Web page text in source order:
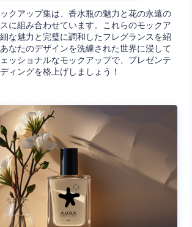
クアップ集は、香水瓶の魅力と花の永遠の
に組み合わせています。これらのモックア
な魅力と完璧に調和したフレグランスを紹
なたのデザインを洗練された世界に浸して
ッショナルなモックアップで、プレゼンテ
ィングを格上げしましょう！